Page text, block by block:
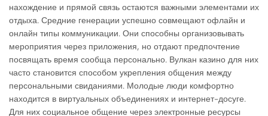
нахождение и прямой связь остаются важными элементами их
отдыха. Средние генерации успешно совмещают офлайн и
онлайн типы коммуникации. Они способны организовывать
мероприятия через приложения, но отдают предпочтение
посвящать время сообща персонально. Вулкан казино для них
часто становится способом укрепления общения между
персональными свиданиями. Молодые люди комфортно
находится в виртуальных объединениях и интернет-досуге.
Для них социальное общение через электронные ресурсы